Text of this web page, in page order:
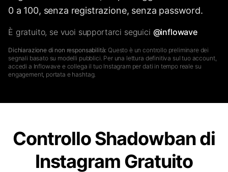
0 a 100, senza registrazione, senza password.
È gratuito, se vuoi supportarci seguici @inflowave
Dichiarazione di non responsabilità: Questo è un controllo preliminare dei
segnali basato su modelli pubblici. Per una lettura definitiva sul tuo account,
accedi a Inflowave e collega il tuo Instagram per dati in tempo reale su
engagement, portata e hashtag.
Controllo Shadowban di
Instagram Gratuito